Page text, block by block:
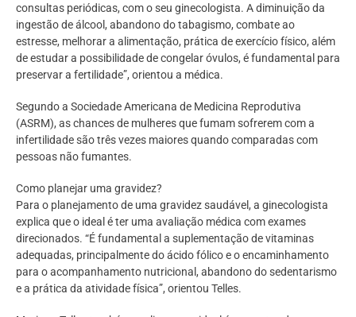
consultas periódicas, com o seu ginecologista. A diminuição da
ingestão de álcool, abandono do tabagismo, combate ao
estresse, melhorar a alimentação, prática de exercício físico, além
de estudar a possibilidade de congelar óvulos, é fundamental para
preservar a fertilidade”, orientou a médica.
Segundo a Sociedade Americana de Medicina Reprodutiva
(ASRM), as chances de mulheres que fumam sofrerem com a
infertilidade são três vezes maiores quando comparadas com
pessoas não fumantes.
Como planejar uma gravidez?
Para o planejamento de uma gravidez saudável, a ginecologista
explica que o ideal é ter uma avaliação médica com exames
direcionados. “É fundamental a suplementação de vitaminas
adequadas, principalmente do ácido fólico e o encaminhamento
para o acompanhamento nutricional, abandono do sedentarismo
e a prática da atividade física”, orientou Telles.